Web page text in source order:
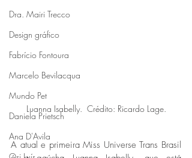
Dra. Mairi Trecco
Design gráfico
Fabrício Fontoura
Marcelo Bevilacqua
Mundo Pet
Daniela Prietsch
Ana D'Avila
Luanna Isabelly.  Crédito: Ricardo Lage.
A atual e primeira Miss Universe Trans Brasil